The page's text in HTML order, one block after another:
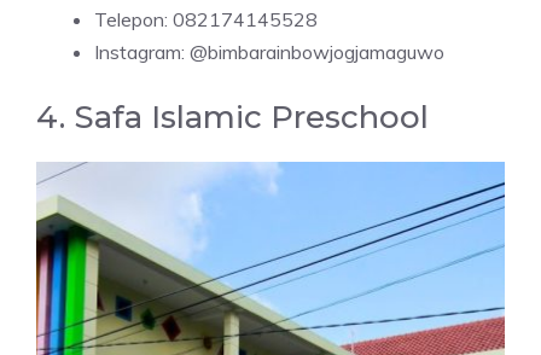
Telepon: 082174145528
Instagram: @bimbarainbowjogjamaguwo
4. Safa Islamic Preschool